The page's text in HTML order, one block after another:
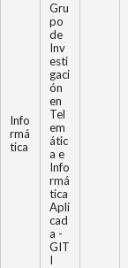
Info
rmá
tica
Gru
po
de
Inv
esti
gaci
ón
en
Tel
em
átic
a e
Info
rmá
tica
Apli
cad
a -
GIT
I